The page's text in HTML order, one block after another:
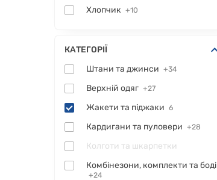
Хлопчик +10
КАТЕГОРІЇ
Штани та джинси +34
Верхній одяг +27
Жакети та піджаки 6
Кардигани та пуловери +28
Колготи та шкарпетки
Комбінезони, комплекти та боді
+24